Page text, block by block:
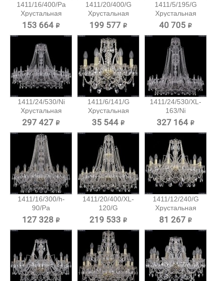
1411/16/400/Pa
Хрустальная
подвесная...
153 664 ₽
1411/20/400/G
Хрустальная
подвесная...
199 577 ₽
1411/5/195/G
Хрустальная
подвесная...
40 705 ₽
1411/24/530/Ni
Хрустальная
подвесная...
297 427 ₽
1411/6/141/G
Хрустальная
подвесная...
35 544 ₽
1411/24/530/XL-
163/Ni
Хрустальная...
327 164 ₽
1411/16/300/h-
90/Pa
Хрустальная...
127 328 ₽
1411/20/400/XL-
120/G
Хрустальная...
219 533 ₽
1411/12/240/G
Хрустальная
подвесная...
81 267 ₽